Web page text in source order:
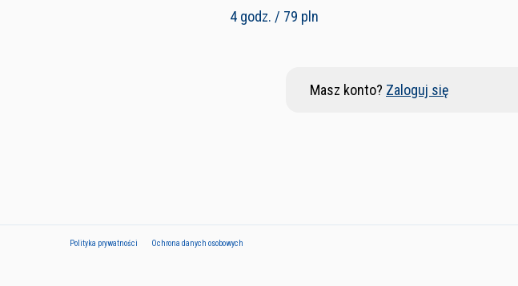
4 godz. / 79 pln
Masz konto? Zaloguj się
Polityka prywatności Ochrona danych osobowych